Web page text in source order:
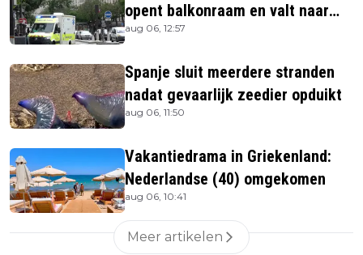
opent balkonraam en valt naar
beneden
aug 06, 12:57
Spanje sluit meerdere stranden
nadat gevaarlijk zeedier opduikt
aug 06, 11:50
Vakantiedrama in Griekenland:
Nederlandse (40) omgekomen
aug 06, 10:41
Meer artikelen